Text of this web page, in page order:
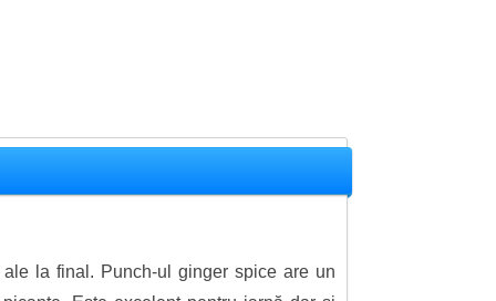
la final. Punch-ul ginger spice are un